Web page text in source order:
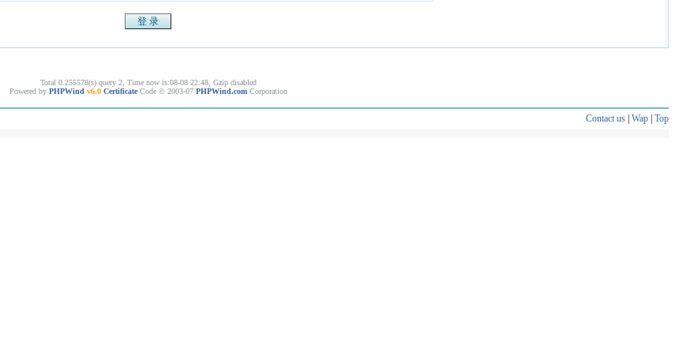
Total 0.255578(s) query 2, Time now is:08-08 22:48, Gzip disabled
Powered by PHPWind v6.0 Certificate Code © 2003-07 PHPWind.com Corporation
Contact us| Wap| Top